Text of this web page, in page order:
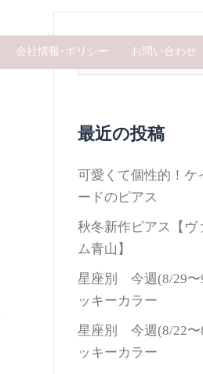
会社情報･ポリシー お問い合わせ
検
索:
最近の投稿
可愛くて個性的！ケ
ードのピアス
秋冬新作ピアス【ヴ
ム青山】
星座別 今週(8/29〜
ッキーカラー
星座別 今週(8/22〜
ッキーカラー